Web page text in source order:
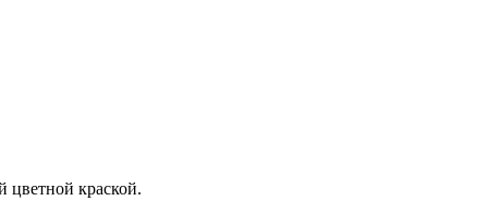
цветной краской.